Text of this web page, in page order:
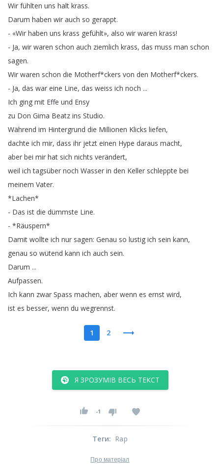
Wir fühlten uns halt krass.
Darum haben wir auch so gerappt.
- «Wir haben uns krass gefühlt», also wir waren krass!
- Ja, wir waren schon auch ziemlich krass, das muss man schon
sagen.
Wir waren schon die Motherf*ckers von den Motherf*ckers.
- Ja, das war eine Line, das weiss ich noch ...
Ich ging mit Effe und Ensy
zu Don Gima Beatz ins Studio.
Während im Hintergrund die Millionen Klicks liefen,
dachte ich mir, dass ihr jetzt einen Hype daraus macht,
aber bei mir hat sich nichts verändert,
weil ich tagsüber noch Wasser in den Keller schleppte bei
meinem Vater.
*Lachen*
- Das ist die dümmste Line.
- *Räuspern*
Damit wollte ich nur sagen: Genau so lustig ich sein kann,
genau so wütend kann ich auch sein.
Darum ...
Aufpassen.
Ich kann zwar Spass machen, aber wenn es ernst wird,
ist es besser, wenn du wegrennst.
1 2
Я ЗРОЗУМІВ ВЕСЬ ТЕКСТ
-1
Теги: Rap
Про матеріал